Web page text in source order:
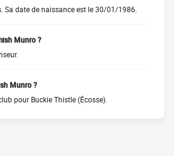
Sa date de naissance est le 30/01/1986.
Munro ?
Munro ?
pour Buckie Thistle (Écosse).